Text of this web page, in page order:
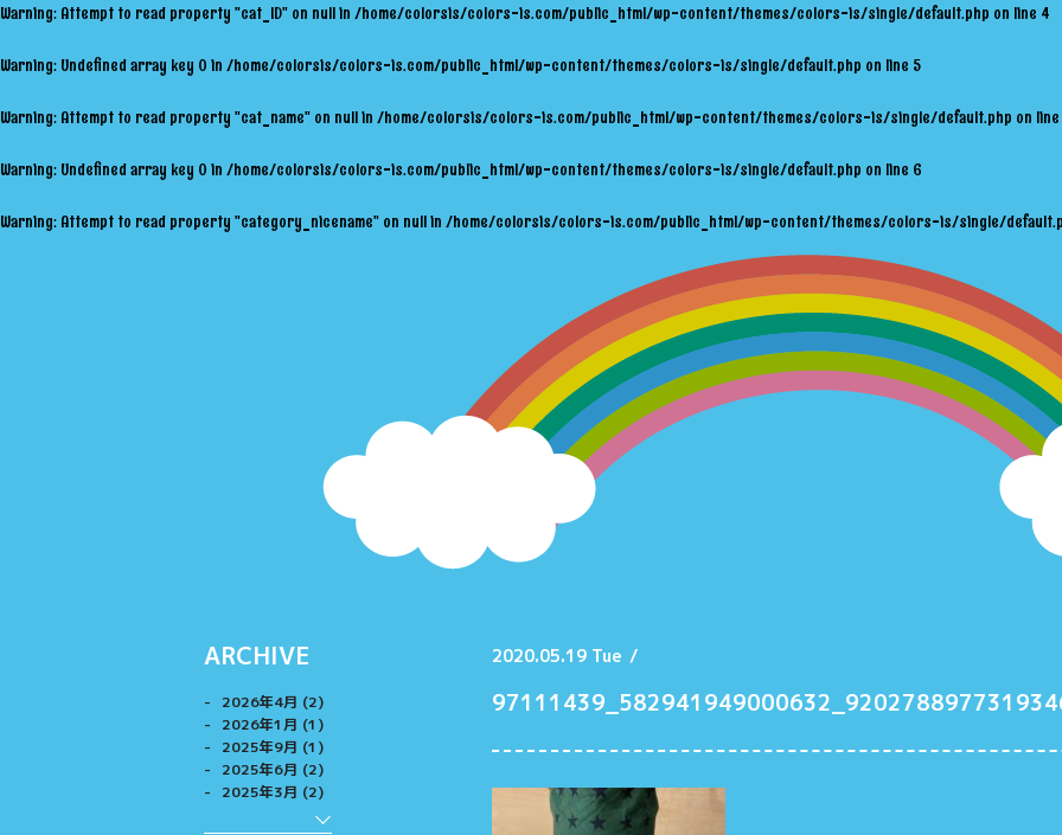
Warning: Attempt to read property "cat_ID" on null in /home/colorsis/colors-is.com/public_html/wp-content/themes/colors-is/single/default.php on line 4
Warning: Undefined array key 0 in /home/colorsis/colors-is.com/public_html/wp-content/themes/colors-is/single/default.php on line 5
Warning: Attempt to read property "cat_name" on null in /home/colorsis/colors-is.com/public_html/wp-content/themes/colors-is/single/default.php on line
Warning: Undefined array key 0 in /home/colorsis/colors-is.com/public_html/wp-content/themes/colors-is/single/default.php on line 6
Warning: Attempt to read property "category_nicename" on null in /home/colorsis/colors-is.com/public_html/wp-content/themes/colors-is/single/
ARCHIVE
2026年4月 (2)
2026年1月 (1)
2025年9月 (1)
2025年6月 (2)
2025年3月 (2)
2020.05.19 Tue /